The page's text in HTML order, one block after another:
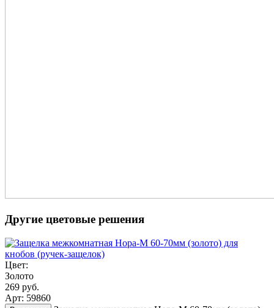
Другие цветовые решения
Цвет:
Золото
269 руб.
Арт: 59860